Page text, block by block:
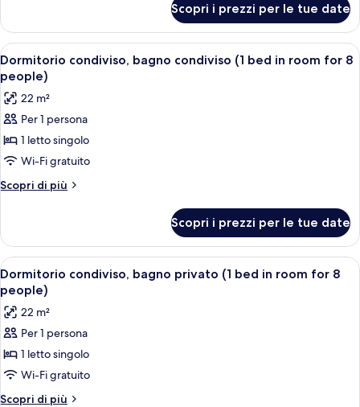
bagno
privato
(1
bed
in
room
for
6
people)
condiviso,
per
sole
donne,
bagno
privato
(1
in
room
6
Scopri i prezzi per le tue date
Apri
tutte
le
foto
per
Dormitorio
condiviso,
bagno
bed
in
room
for
8
people)
Una camera con letto a castello,
7
Dormitorio condiviso, bagno condiviso (1 bed in room for 8
people)
22 m²
Per 1 persona
1 letto singolo
Wi-Fi gratuito
Scopri di più
Altri
condiviso,
bagno
condiviso
(1
bed
in
room
8
people)
Scopri i prezzi per le tue date
Apri
tutte
le
foto
per
Dormitorio
condiviso,
bagno
Camera con letto a castello,
6
Dormitorio condiviso, bagno privato (1 bed in room for 8
people)
22 m²
Per 1 persona
1 letto singolo
Wi-Fi gratuito
Scopri di più
Altri